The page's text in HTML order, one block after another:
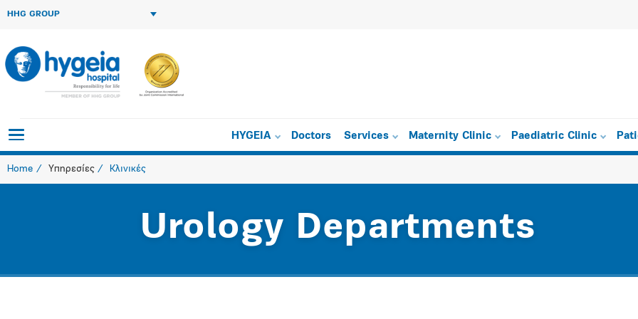
HHG GROUP
HYGEIA Doctors Services Maternity Clinic Paediatric Clinic
Home Υπηρεσίες Κλινικές
Urology Departments